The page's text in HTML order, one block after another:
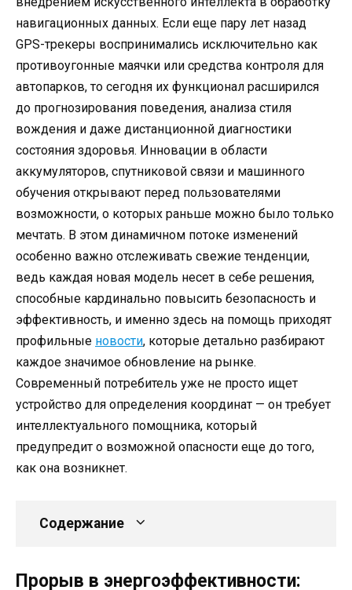
навигационных данных. Если еще пару лет назад
GPS-трекеры воспринимались исключительно как
противоугонные маячки или средства контроля для
автопарков, то сегодня их функционал расширился
до прогнозирования поведения, анализа стиля
вождения и даже дистанционной диагностики
состояния здоровья. Инновации в области
аккумуляторов, спутниковой связи и машинного
обучения открывают перед пользователями
возможности, о которых раньше можно было только
мечтать. В этом динамичном потоке изменений
особенно важно отслеживать свежие тенденции,
ведь каждая новая модель несет в себе решения,
способные кардинально повысить безопасность и
эффективность, и именно здесь на помощь приходят
профильные новости, которые детально разбирают
каждое значимое обновление на рынке.
Современный потребитель уже не просто ищет
устройство для определения координат — он требует
интеллектуального помощника, который
предупредит о возможной опасности еще до того,
как она возникнет.
Содержание
Прорыв в энергоэффективности: